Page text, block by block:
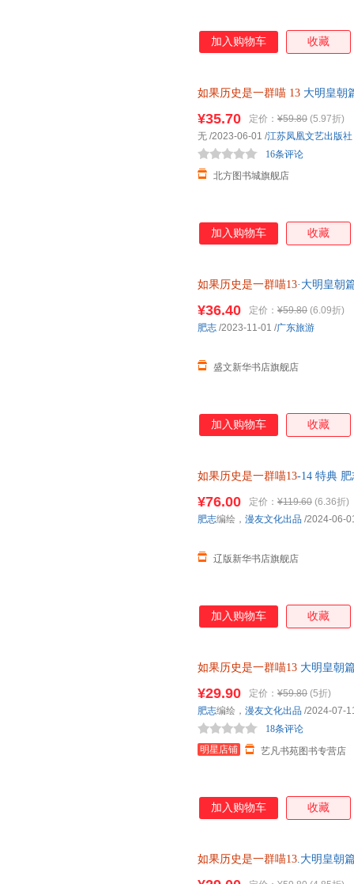
加入购物车 收藏
如果历史是一群喵 13 大明皇朝
85%城市次日送达！
¥35.70 定价： ¥59.80 (5.97折)
北方图书城旗舰店
16条评论
无 /2023-06-01 /江苏凤凰文艺出版社
加入购物车 收藏
如果历史是一群喵13·大明皇朝
¥36.40 定价： ¥59.80 (6.09折)
盛文新华书店旗舰店
肥志 /2023-11-01 /广东旅游
加入购物车 收藏
如果历史是一群喵13-14 特典 肥
¥76.00 定价： ¥119.60 (6.36折)
辽版新华书店旗舰店
肥志编绘， 漫友文化出品 /2024-06-
加入购物车 收藏
如果历史是一群喵13 大明皇朝
¥29.90 定价： ¥59.80 (5折)
明星店铺 艺凡书苑图书专营店
18条评论
肥志编绘， 漫友文化出品 /2024-07-
加入购物车 收藏
如果历史是一群喵13.大明皇朝